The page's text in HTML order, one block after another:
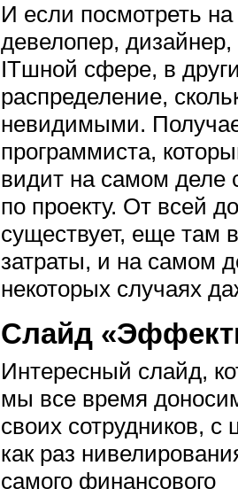
И если посмотреть на
девелопер,
ITшной сфере, в
распределение,
невидимыми.
программиста,
видит на самом деле
по проекту. От всей
существует, еще там
затраты, и на самом
некоторых случаях
Слайд
Интересный слайд,
мы все время
своих сотрудников, с
как раз
самого финансового